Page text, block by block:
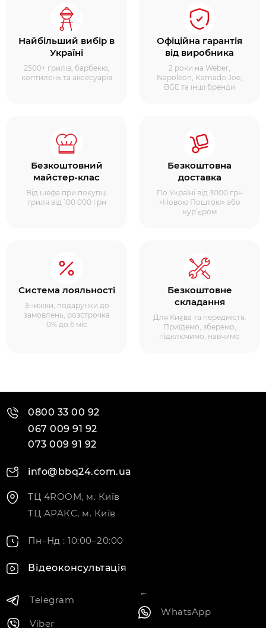
Найбільший вибір в
Україні
2500+ грилів, барбекю,
коптилень та аксесуарів
Офіційна гарантія
від виробника
2 роки на Weber,
Napoleon, Kamado Joe,
BGE та інші бренди
Безкоштовний
майстер-клас
Від шефа при покупці
гриля від 100 000 грн
Безкоштовна
доставка
По Україні від 3000 грн
«Новою Поштою» або
кур’єром
Система лояльності
Знижки, подарунки до
замовлень, розстрочка
0% до 6 міс
Безкоштовне
складання
Для Києва та передмістя.
Приїдемо, зберемо,
підключимо, навчимо
0800 33 00 92
067 009 91 92
073 009 91 92
info@bbq24.com.ua
ТЦ 4ROOM, м. Київ
ТЦ АРАКС, м. Київ
Пн–Нд : 10:00–20:00
Відеоконсультація
Telegram
Viber
WhatsApp